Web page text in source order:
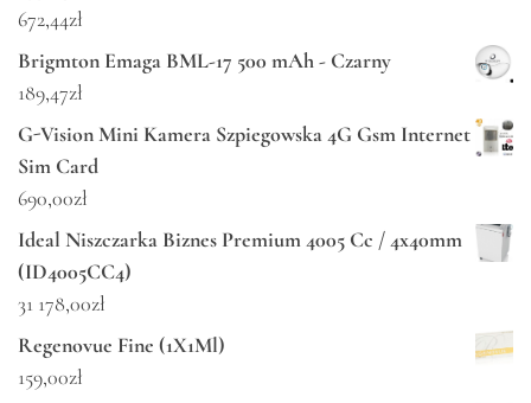
672,44zł
Brigmton Emaga BML-17 500 mAh - Czarny
189,47zł
G-Vision Mini Kamera Szpiegowska 4G Gsm Internet
Sim Card
690,00zł
Ideal Niszczarka Biznes Premium 4005 Cc / 4x40mm
(ID4005CC4)
31 178,00zł
Regenovue Fine (1X1Ml)
159,00zł